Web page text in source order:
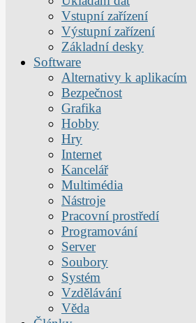
Vstupní zařízení
Výstupní zařízení
Základní desky
Software
Alternativy k aplikacím
Bezpečnost
Grafika
Hobby
Hry
Internet
Kancelář
Multimédia
Nástroje
Pracovní prostředí
Programování
Server
Soubory
Systém
Vzdělávání
Věda